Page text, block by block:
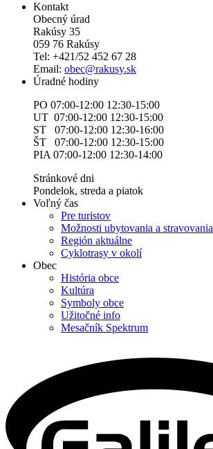
Kontakt
Obecný úrad
Rakúsy 35
059 76 Rakúsy
Tel: +421/52 452 67 28
Email: obec@rakusy.sk
Úradné hodiny
PO 07:00-12:00 12:30-15:00
UT 07:00-12:00 12:30-15:00
ST 07:00-12:00 12:30-16:00
ŠT 07:00-12:00 12:30-15:00
PIA 07:00-12:00 12:30-14:00
Stránkové dni
Pondelok, streda a piatok
Voľný čas
Pre turistov
Možnosti ubytovania a stravovania
Región aktuálne
Cyklotrasy v okolí
Obec
História obce
Kultúra
Symboly obce
Užitočné info
Mesačník Spektrum